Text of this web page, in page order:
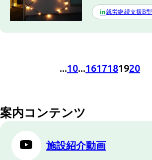
in就労継続支援B型
...10...1617181920
案内コンテンツ
施設紹介動画